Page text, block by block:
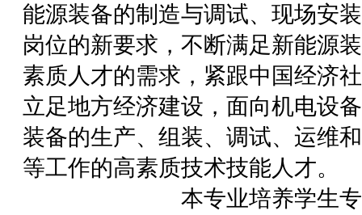
能源装备的制造与调试、现场安
岗位的新要求，不断满足新能源
素质人才的需求，紧跟中国经济
立足地方经济建设，面向机电设
装备的生产、组装、调试、运维
等工作的高素质技术技能人才。
本专业培养学生